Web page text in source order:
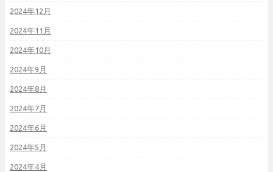
2024年12月
2024年11月
2024年10月
2024年9月
2024年8月
2024年7月
2024年6月
2024年5月
2024年4月